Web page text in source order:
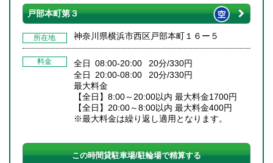
戸部本町第３
所在地 神奈川県横浜市西区戸部本町１６ー５
料金
全日 08:00-20:00 20分/330円
全日 20:00-08:00 20分/330円
最大料金
【全日】8:00～20:00以内 最大料金1700円
【全日】20:00～8:00以内 最大料金400円
※最大料金は繰り返し適用となります。
この時間貸駐車場/駐輪場で精算する